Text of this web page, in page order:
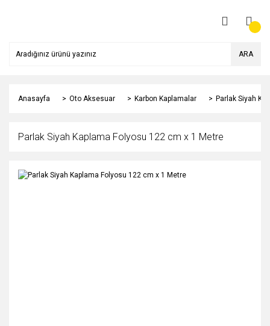
ARA
Anasayfa Oto Aksesuar Karbon Kaplamalar Parlak Siyah
Parlak Siyah Kaplama Folyosu 122 cm x 1 Metre